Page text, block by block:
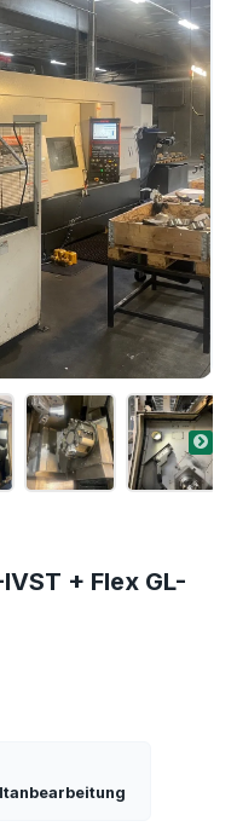
+ Flex GL-